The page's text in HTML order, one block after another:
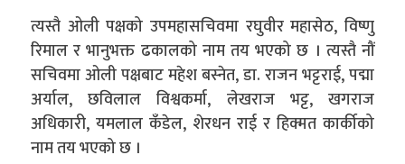
त्यस्तै ओली पक्षको उपमहासचिवमा रघुवीर महासेठ, विष्णु
रिमाल र भानुभक्त ढकालको नाम तय भएको छ । त्यस्तै नौं
सचिवमा ओली पक्षबाट महेश बस्नेत, डा. राजन भट्टराई, पद्मा
अर्याल, छविलाल विश्वकर्मा, लेखराज भट्ट, खगराज
अधिकारी, यमलाल कँडेल, शेरधन राई र हिक्मत कार्कीको
नाम तय भएको छ ।